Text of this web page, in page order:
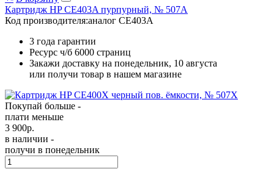
Картридж HP CE403A пурпурный, № 507A
Код производителя:аналог CE403A
3 года гарантии
Ресурс ч/б 6000 страниц
Закажи доставку на понедельник, 10 августа
или получи товар в нашем магазине
Покупай больше -
плати меньше
3 900р.
в наличии -
получи в понедельник